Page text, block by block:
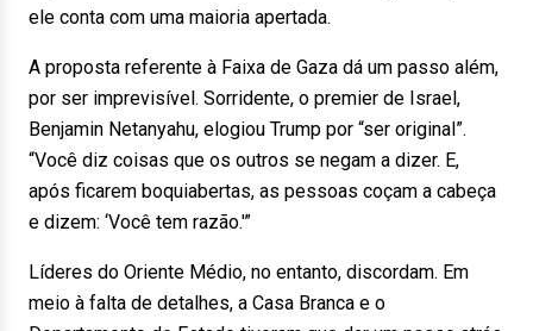
ele conta com uma maioria apertada.
A proposta referente à Faixa de Gaza dá um passo além,
por ser imprevisível. Sorridente, o premier de Israel,
Benjamin Netanyahu, elogiou Trump por “ser original”.
“Você diz coisas que os outros se negam a dizer. E,
após ficarem boquiabertas, as pessoas coçam a cabeça
e dizem: ‘Você tem razão.'”
Líderes do Oriente Médio, no entanto, discordam. Em
meio à falta de detalhes, a Casa Branca e o